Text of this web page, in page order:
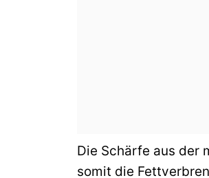
Die Schärfe aus der
somit die